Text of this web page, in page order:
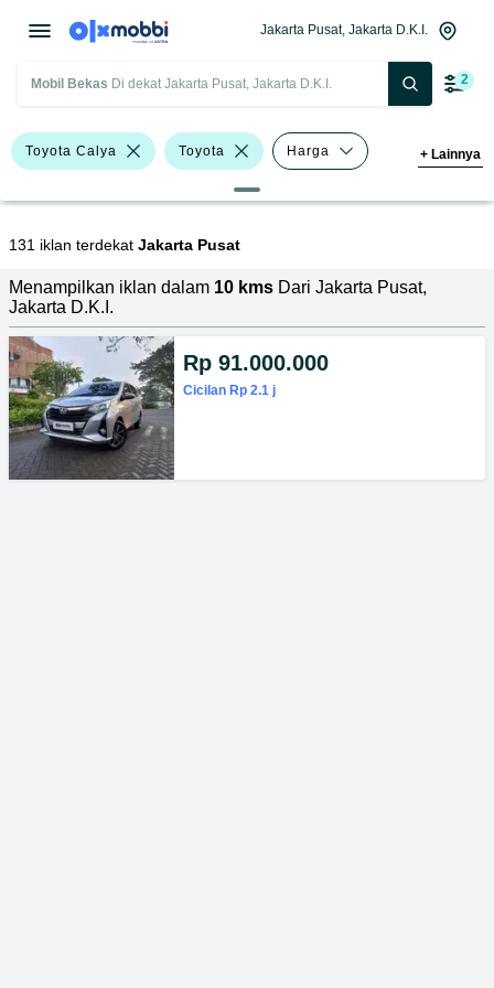
Jakarta Pusat, Jakarta D.K.I.
Mobil Bekas Di dekat Jakarta Pusat, Jakarta D.K.I. 2
Toyota Calya Toyota Harga
Tahun
Tipe Bodi
+ Lainnya
131 iklan terdekat Jakarta Pusat
Menampilkan iklan dalam 10 kms Dari Jakarta Pusat,
Jakarta D.K.I.
Rp 91.000.000
Cicilan Rp 2.1 j